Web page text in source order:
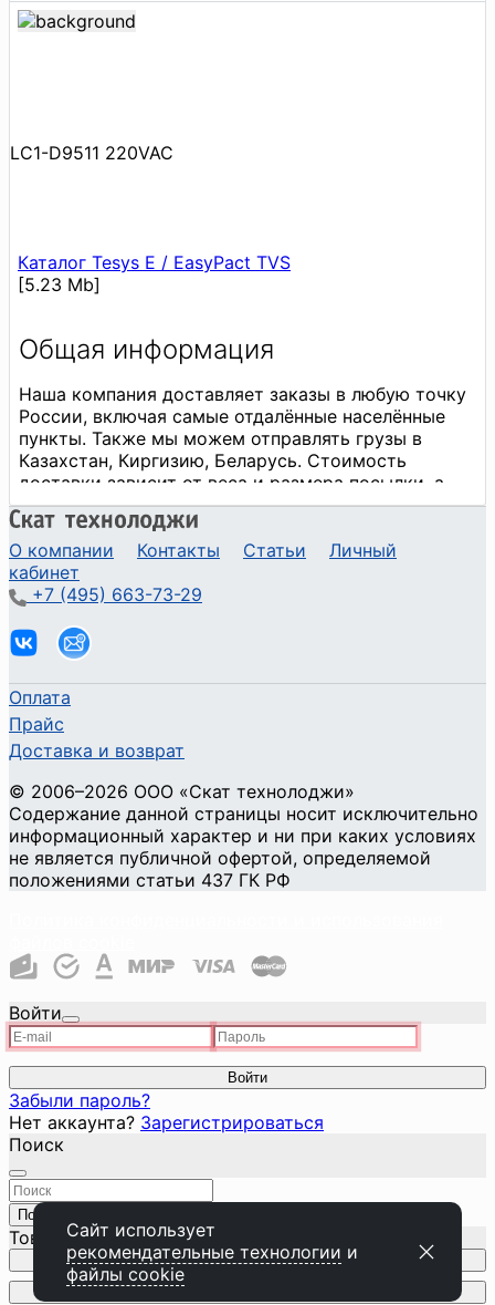
LC1-D9511 220VAC
Каталог Tesys E / EasyPact TVS
[5.23 Mb]
О компании Контакты Статьи
Личный
кабинет
+7 (495) 663-73-29
Оплата
Прайс
Доставка и возврат
© 2006–2026 ООО «Скат технолоджи»
Содержание данной страницы носит исключительно
информационный характер и ни при каких условиях
не является публичной офертой, определяемой
положениями статьи 437 ГК РФ
Войти
Войти
Забыли пароль?
Нет аккаунта? Зарегистрироваться
Поиск
Поиск
Товар добавлен в корзину
Перейти к корзине
Сайт использует
рекомендательные технологии и
файлы cookie